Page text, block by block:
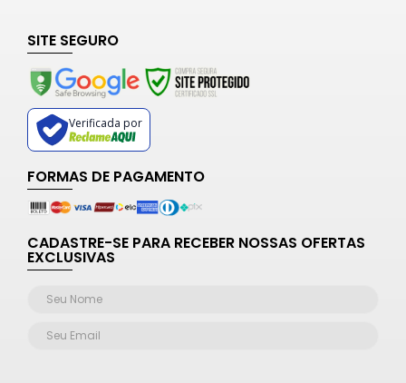
SITE SEGURO
Verificada por
FORMAS DE PAGAMENTO
CADASTRE-SE PARA RECEBER NOSSAS OFERTAS
EXCLUSIVAS